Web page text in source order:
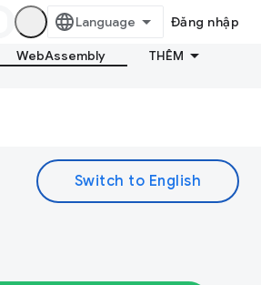
Đăng nhập
WebAssembly THÊM